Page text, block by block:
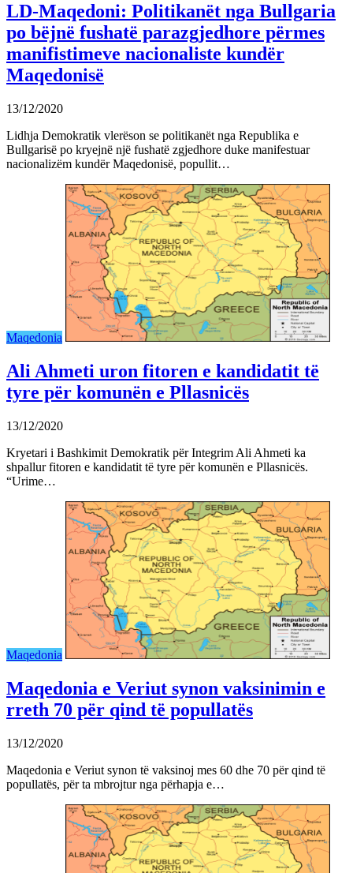
LD-Maqedoni: Politikanët nga Bullgaria
po bëjnë fushatë parazgjedhore përmes
manifistimeve nacionaliste kundër
Maqedonisë
13/12/2020
Lidhja Demokratik vlerëson se politikanët nga Republika e
Bullgarisë po kryejnë një fushatë zgjedhore duke manifestuar
nacionalizëm kundër Maqedonisë, popullit…
Maqedonia
Ali Ahmeti uron fitoren e kandidatit të
tyre për komunën e Pllasnicës
13/12/2020
Kryetari i Bashkimit Demokratik për Integrim Ali Ahmeti ka
shpallur fitoren e kandidatit të tyre për komunën e Pllasnicës.
“Urime…
Maqedonia
Maqedonia e Veriut synon vaksinimin e
rreth 70 për qind të popullatës
13/12/2020
Maqedonia e Veriut synon të vaksinoj mes 60 dhe 70 për qind të
popullatës, për ta mbrojtur nga përhapja e…